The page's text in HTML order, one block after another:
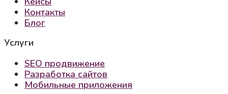
Контакты
Блог
Услуги
SEO продвижение
Разработка сайтов
Мобильные приложения